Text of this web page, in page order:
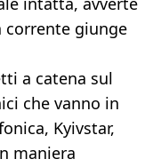
corrente giunge
a catena sul
che vanno in
Kyivstar,
maniera